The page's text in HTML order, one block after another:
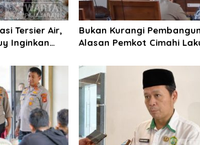
Tersier Air,
Inginkan
Bukan Kurangi
Alasan Pemkot Cimahi